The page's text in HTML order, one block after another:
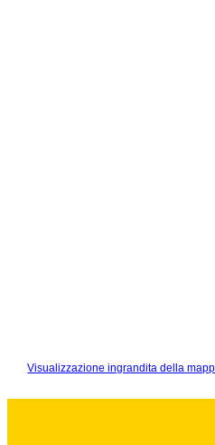
Visualizzazione ingrandita della